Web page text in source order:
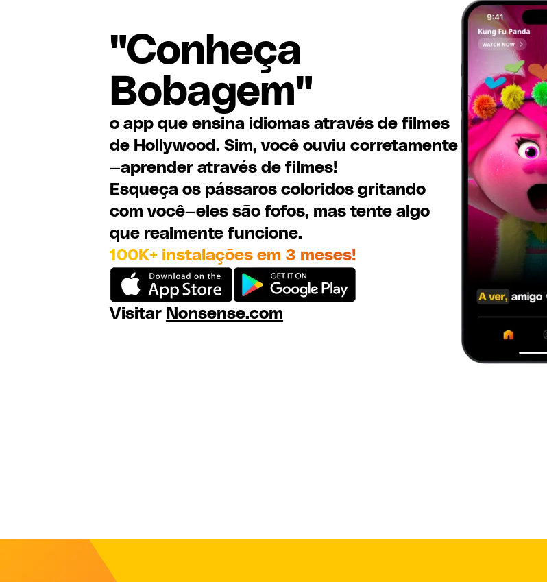
"Conheça
Bobagem"
o app que ensina idiomas através de filmes
de Hollywood. Sim, você ouviu corretamente
—aprender através de filmes!
Esqueça os pássaros coloridos gritando
com você—eles são fofos, mas tente algo
que realmente funcione.
100K+ instalações em 3 meses!
Visitar Nonsense.com